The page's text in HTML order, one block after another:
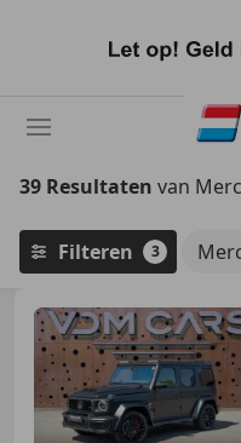
naar
39 Resultaten van
Filteren 3